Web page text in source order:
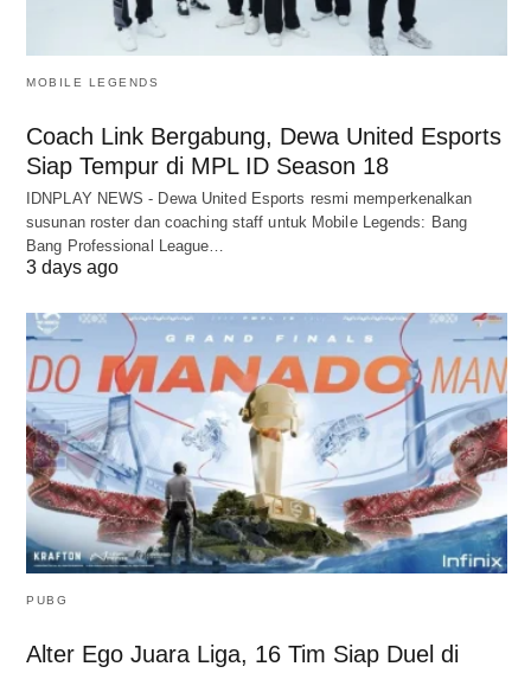
MOBILE LEGENDS
Coach Link Bergabung, Dewa United Esports
Siap Tempur di MPL ID Season 18
IDNPLAY NEWS - Dewa United Esports resmi memperkenalkan
susunan roster dan coaching staff untuk Mobile Legends: Bang
Bang Professional League…
3 days ago
PUBG
Alter Ego Juara Liga, 16 Tim Siap Duel di